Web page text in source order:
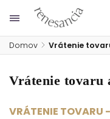
Domov / Vrátenie
Vrátenie tovaru
VRÁTENIE TOVARU